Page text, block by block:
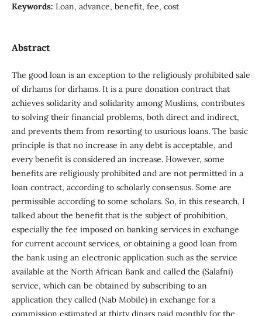
Keywords: Loan, advance, benefit, fee, cost
Abstract
The good loan is an exception to the religiously prohibited sale
of dirhams for dirhams. It is a pure donation contract that
achieves solidarity and solidarity among Muslims, contributes
to solving their financial problems, both direct and indirect,
and prevents them from resorting to usurious loans. The basic
principle is that no increase in any debt is acceptable, and
every benefit is considered an increase. However, some
benefits are religiously prohibited and are not permitted in a
loan contract, according to scholarly consensus. Some are
permissible according to some scholars. So, in this research, I
talked about the benefit that is the subject of prohibition,
especially the fee imposed on banking services in exchange
for current account services, or obtaining a good loan from
the bank using an electronic application such as the service
available at the North African Bank and called the (Salafni)
service, which can be obtained by subscribing to an
application they called (Nab Mobile) in exchange for a
commission estimated at thirty dinars paid monthly for the